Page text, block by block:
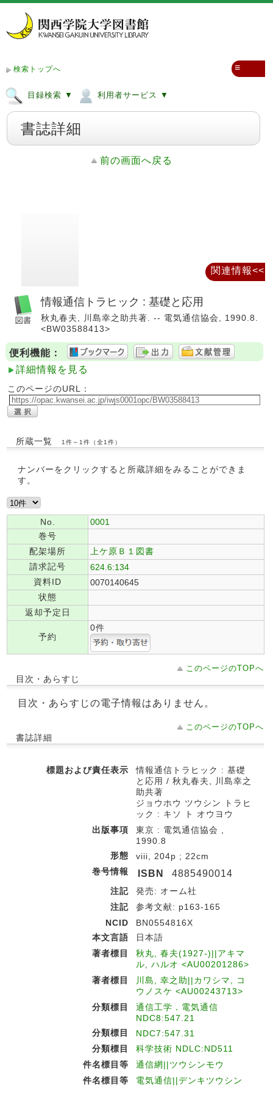
検索トップへ
目録検索 ▼ 利用者サービス ▼
≡
書誌詳細
前の画面へ戻る
情報通信トラヒック : 基礎と応用
秋丸春夫, 川島幸之助共著. -- 電気通信協会, 1990.8.
<BW03588413>
便利機能：
詳細情報を見る
このページのURL：
所蔵一覧 1件～1件（全1件）
ナンバーをクリックすると所蔵詳細をみることができま
す。
No.
0001
巻号
配架場所
上ケ原Ｂ１図書
請求記号
624.6:134
資料ID
0070140645
状態
返却予定日
予約
0件
このページのTOPへ
目次・あらすじ
目次・あらすじの電子情報はありません。
このページのTOPへ
書誌詳細
標題および責任表示
情報通信トラヒック : 基礎
と応用 / 秋丸春夫, 川島幸之
助共著
ジョウホウ ツウシン トラヒ
ック : キソ ト オウヨウ
出版事項
東京 : 電気通信協会 ,
1990.8
形態
viii, 204p ; 22cm
巻号情報
ISBN 4885490014
注記
発売: オーム社
注記
参考文献: p163-165
NCID
BN0554816X
本文言語
日本語
著者標目
秋丸, 春夫(1927-)||アキマ
ル, ハルオ <AU00201286>
著者標目
川島, 幸之助||カワシマ, コ
ウノスケ <AU00243713>
分類標目
通信工学．電気通信
NDC8:547.21
分類標目
NDC7:547.31
分類標目
科学技術 NDLC:ND511
件名標目等
通信網||ツウシンモウ
件名標目等
電気通信||デンキツウシン
関連情報<<